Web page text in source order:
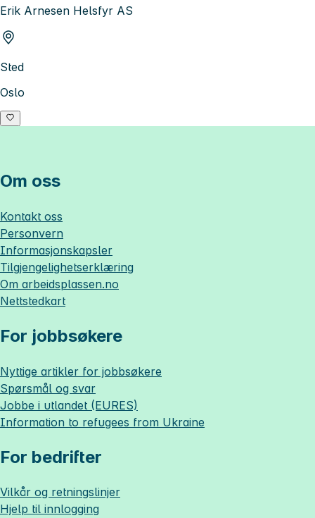
Erik Arnesen Helsfyr AS
Sted
Oslo
Om oss
Kontakt oss
Personvern
Informasjonskapsler
Tilgjengelighetserklæring
Om arbeidsplassen.no
Nettstedkart
For jobbsøkere
Nyttige artikler for jobbsøkere
Spørsmål og svar
Jobbe i utlandet (EURES)
Information to refugees from Ukraine
For bedrifter
Vilkår og retningslinjer
Hjelp til innlogging